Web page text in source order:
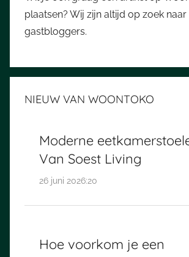
plaatsen? Wij zijn altijd op zoek naar
gastbloggers.
NIEUW VAN WOONTOKO
Moderne
Van Soest Living
26 juni 2026:20
Hoe voorkom je een